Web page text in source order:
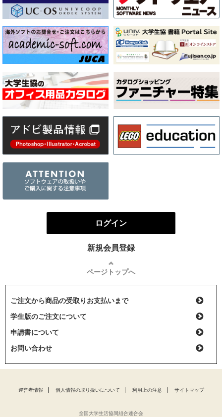
ログイン
新規会員登録
ページトップへ
ご注文から商品の受取りお支払いまで
学生版のご注文について
申請書について
お問い合わせ
運営者情報 個人情報の取り扱いについて 利用上の注意 サイトマップ
全国大学生活協同組合連合会